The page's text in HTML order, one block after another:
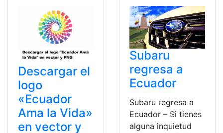
Descargar el
logo
«Ecuador
Ama la Vida»
en vector y
Subaru
regresa a
Ecuador
Subaru regresa a
Ecuador – Si tienes
alguna inquietud